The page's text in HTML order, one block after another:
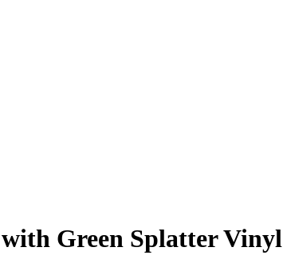
Green Splatter Vinyl